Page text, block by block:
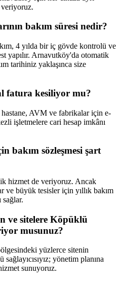
bakım süresi nedir?
4 yılda bir iç gövde kontrolü ve
yapılır. Arnavutköy'da otomatik
tarihiniz yaklaşınca size
fatura kesiliyor mu?
AVM ve fabrikalar için e-
işletmelere cari hesap imkânı
bakım sözleşmesi şart
hizmet de veriyoruz. Ancak
büyük tesisler için yıllık bakım
sağlar.
ve sitelere Köpüklü
musunuz?
yüzlerce sitenin
yönetim planına
sunuyoruz.